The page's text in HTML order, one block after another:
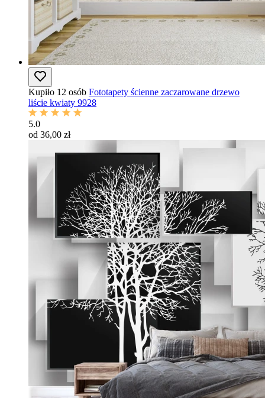
Kupiło 12 osób Fototapety ścienne zaczarowane drzewo
liście kwiaty 9928
5.0
od 36,00 zł